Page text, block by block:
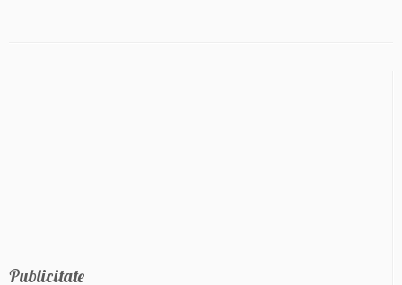
Publicitate